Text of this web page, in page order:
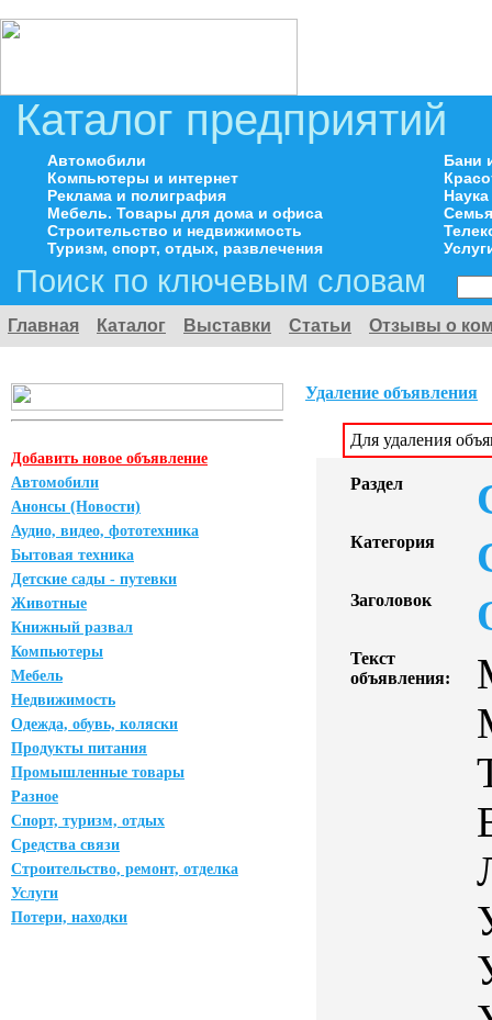
Каталог предприятий
Автомобили
Компьютеры и интернет
Реклама и полиграфия
Мебель. Товары для дома и офиса
Строительство и недвижимость
Туризм, спорт, отдых, развлечения
Бани
Поиск по ключевым словам
Главная Каталог Выставки Статьи Отзывы о
Добавить новое объявление
Автомобили
Анонсы (Новости)
Аудио, видео, фототехника
Бытовая техника
Детские сады - путевки
Животные
Книжный развал
Компьютеры
Мебель
Недвижимость
Одежда, обувь, коляски
Продукты питания
Промышленные товары
Разное
Спорт, туризм, отдых
Средства связи
Строительство, ремонт, отделка
Услуги
Потери, находки
Удаление объявления
Для удаления
Раздел
Категория
Заголовок
Текст
объявления: